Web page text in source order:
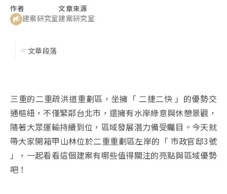
作者
建案研究室
文章來源
建案研究室
文章段落
三重的二重疏洪道重劃區，坐擁「 二捷二快 」的優勢交
通樞紐，不僅緊鄰台北市，還擁有水岸綠意與休憩景觀，
隨著大眾運輸持續到位，區域發展潛力備受矚目。今天就
帶大家開箱甲山林位於二重重劃區左岸的「 市政官邸3號
」，一起看看這個建案有哪些值得關注的亮點與區域優勢
吧！